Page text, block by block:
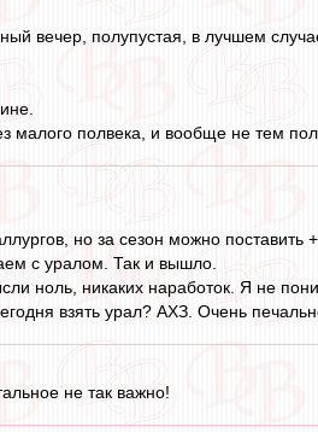
вечер, полупустая, в лучшем
малого полвека, и вообще не тем
но за сезон можно поставить +
с уралом. Так и вышло.
ноль, никаких наработок. Я не
взять урал? АХЗ. Очень
не так важно!